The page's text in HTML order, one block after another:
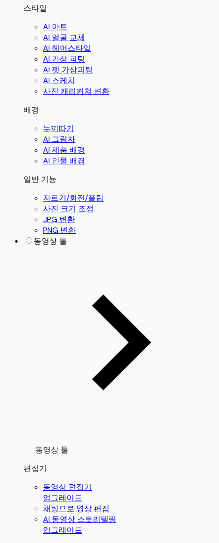
스타일
AI 아트
AI 얼굴 교체
AI 헤어스타일
AI 가상 피팅
AI 펫 가상피팅
AI 스케치
사진 캐리커쳐 변환
배경
누끼따기
AI 그림자
AI 제품 배경
AI 인물 배경
일반 기능
자르기/회전/플립
사진 크기 조정
JPG 변환
PNG 변환
동영상 툴
동영상 툴
편집기
동영상 편집기
업그레이드
채팅으로 영상 편집
AI 동영상 스토리텔링
업그레이드